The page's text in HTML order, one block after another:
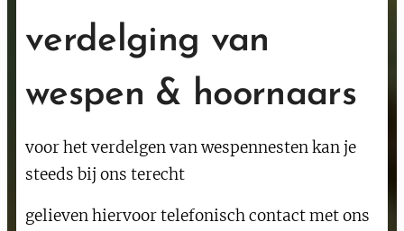
verdelging van
wespen & hoornaars
voor het verdelgen van wespennesten kan je
steeds bij ons terecht
gelieven hiervoor telefonisch contact met ons